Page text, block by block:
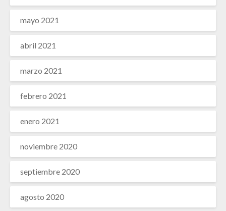
mayo 2021
abril 2021
marzo 2021
febrero 2021
enero 2021
noviembre 2020
septiembre 2020
agosto 2020